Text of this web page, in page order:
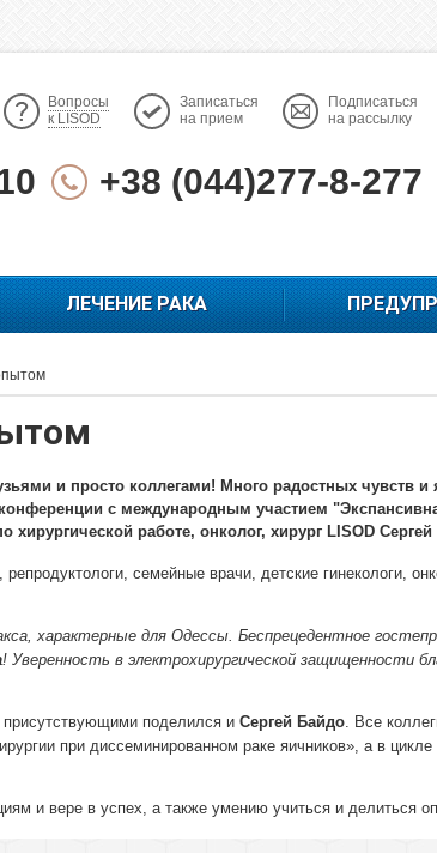
Вопросы
к LISOD
Записаться
на прием
Подписаться
на рассылку
+38 (044)277-8-277
ЛЕЧЕНИЕ РАКА
и просто коллегами! Много радостных чувств и
с международным участием
хирургической работе, онколог, хирург LISOD
семейные врачи, детские гинекологи,
характерные для Одессы. Беспрецедентное
! Уверенность в электрохирургической защищенности
поделился и Сергей Байдо. Все
при диссеминированном раке яичников», а в
и вере в успех, а также умению учиться и делиться